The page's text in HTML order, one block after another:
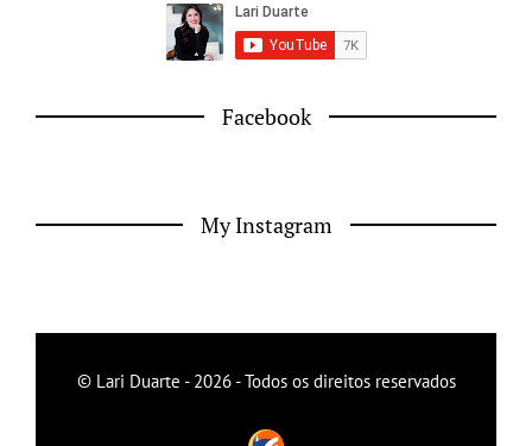
Facebook
My Instagram
© Lari Duarte - 2026 - Todos os direitos reservados